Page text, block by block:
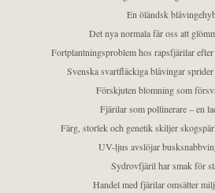
En öländsk
Det nya normala får oss att
Fortplantningsproblem hos rapsfjärilar
Svenska svartfläckiga blåvingar
Förskjuten blomning som
Fjärilar som pollinerare – en
Färg, storlek och genetik skiljer
UV-ljus avslöjar
Sydrovfjäril har smak för
Handel med fjärilar omsätter